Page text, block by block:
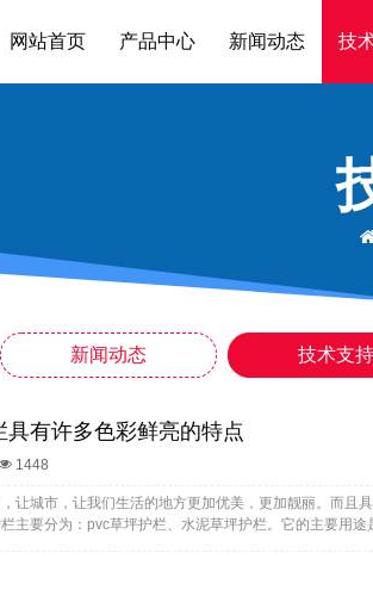
网站首页 产品中心 新闻动态 技
新闻动态 技术支持
具有许多色彩鲜亮的特点
1448
让城市，让我们生活的地方更加优美，更加靓丽。而且
主要分为：pvc草坪护栏、水泥草坪护栏。它的主要用途